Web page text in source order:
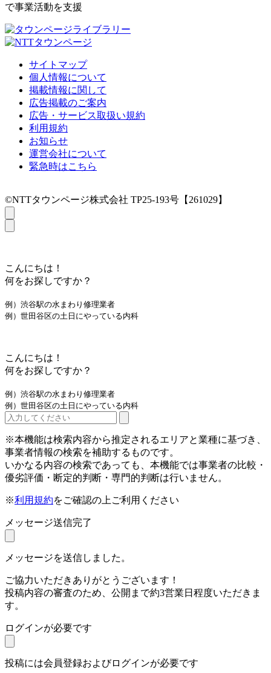
で事業活動を支援
サイトマップ
個人情報について
掲載情報に関して
広告掲載のご案内
広告・サービス取扱い規約
利用規約
お知らせ
運営会社について
緊急時はこちら
©NTTタウンページ株式会社 TP25-193号【261029】
こんにちは！
何をお探しですか？
例）渋谷駅の水まわり修理業者
例）世田谷区の土日にやっている内科
こんにちは！
何をお探しですか？
例）渋谷駅の水まわり修理業者
例）世田谷区の土日にやっている内科
※本機能は検索内容から推定されるエリアと業種に基づき、
事業者情報の検索を補助するものです。
いかなる内容の検索であっても、本機能では事業者の比較・
優劣評価・断定的判断・専門的判断は行いません。
※利用規約をご確認の上ご利用ください
メッセージ送信完了
メッセージを送信しました。
ご協力いただきありがとうございます！
投稿内容の審査のため、公開まで約3営業日程度いただきま
す。
ログインが必要です
投稿には会員登録およびログインが必要です